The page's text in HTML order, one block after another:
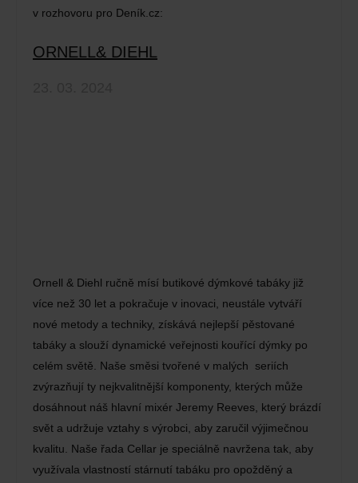
v rozhovoru pro Deník.cz:
ORNELL& DIEHL
Ornell & Diehl ručně mísí butikové dýmkové tabáky již
více než 30 let a pokračuje v inovaci, neustále vytváří
nové metody a techniky, získává nejlepší pěstované
tabáky a slouží dynamické veřejnosti kouřící dýmky po
celém světě. Naše směsi tvořené v malých seriích
zvýrazňují ty nejkvalitnější komponenty, kterých může
dosáhnout náš hlavní mixér Jeremy Reeves, který brázdí
svět a udržuje vztahy s výrobci, aby zaručil výjimečnou
kvalitu. Naše řada Cellar je speciálně navržena tak, aby
využívala vlastností stárnutí tabáku pro opožděný a